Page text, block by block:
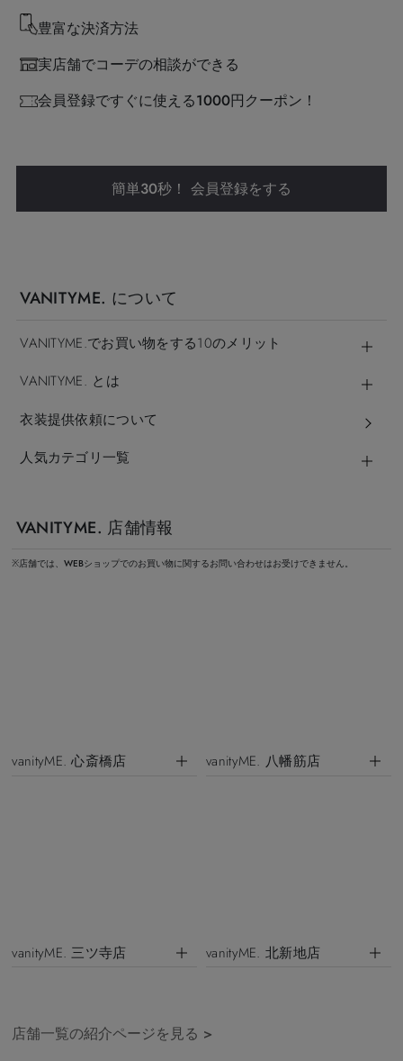
豊富な決済方法
実店舗でコーデの相談ができる
会員登録ですぐに使える1000円クーポン！
簡単30秒！ 会員登録をする
VANITYME. について
VANITYME.でお買い物をする10のメリット
VANITYME. とは
衣装提供依頼について
人気カテゴリ一覧
VANITYME. 店舗情報
※店舗では、WEBショップでのお買い物に関するお問い合わせはお受けできません。
vanityME. 心斎橋店 vanityME. 八幡筋店
vanityME. 三ツ寺店 vanityME. 北新地店
店舗一覧の紹介ページを見る >